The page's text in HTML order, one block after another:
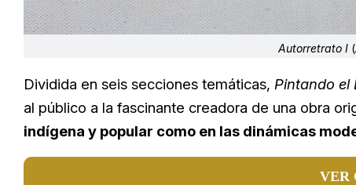
Autorretrato I(
Dividida en seis secciones temáticas, Pintando el
al público a la fascinante creadora de una obra
indígena y popular como en las dinámicas
VER